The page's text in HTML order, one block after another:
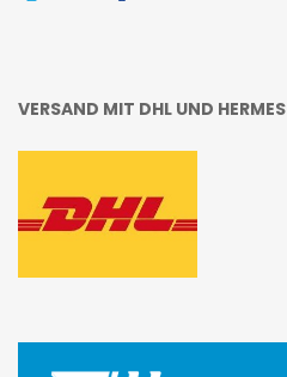
VERSAND MIT DHL UND HERMES